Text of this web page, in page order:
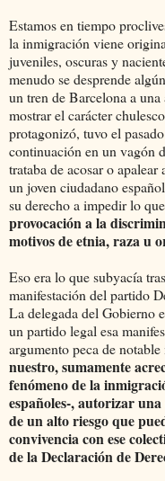
Estamos en tiempo
la inmigración viene
juveniles, oscuras y
menudo se desprende
un tren de Barcelona a una
mostrar el carácter
protagonizó, tuvo el
continuación en un vagón
trataba de acosar o
un joven ciudadano
su derecho a impedir lo
provocación a la
motivos de etnia, raza u
Eso era lo que subyacía
manifestación del partido
La delegada del Gobierno
un partido legal esa
argumento peca de
nuestro, sumamente
fenómeno de la
españoles-, autorizar
de un alto riesgo que
convivencia con ese
de la Declaración de